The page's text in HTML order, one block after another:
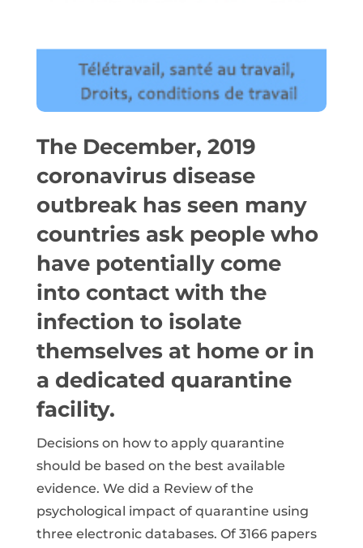
The December, 2019
coronavirus disease
outbreak has seen many
countries ask people who
have potentially come
into contact with the
infection to isolate
themselves at home or in
a dedicated quarantine
facility.
Decisions on how to apply quarantine
should be based on the best available
evidence. We did a Review of the
psychological impact of quarantine using
three electronic databases. Of 3166 papers